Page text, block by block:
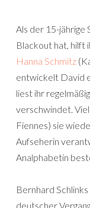
Als der 15-jährige
Blackout hat, hilft
Hanna Schmitz
entwickelt David
liest ihr
verschwindet.
Fiennes) sie
Aufseherin
Analphabetin
Bernhard
deutscher